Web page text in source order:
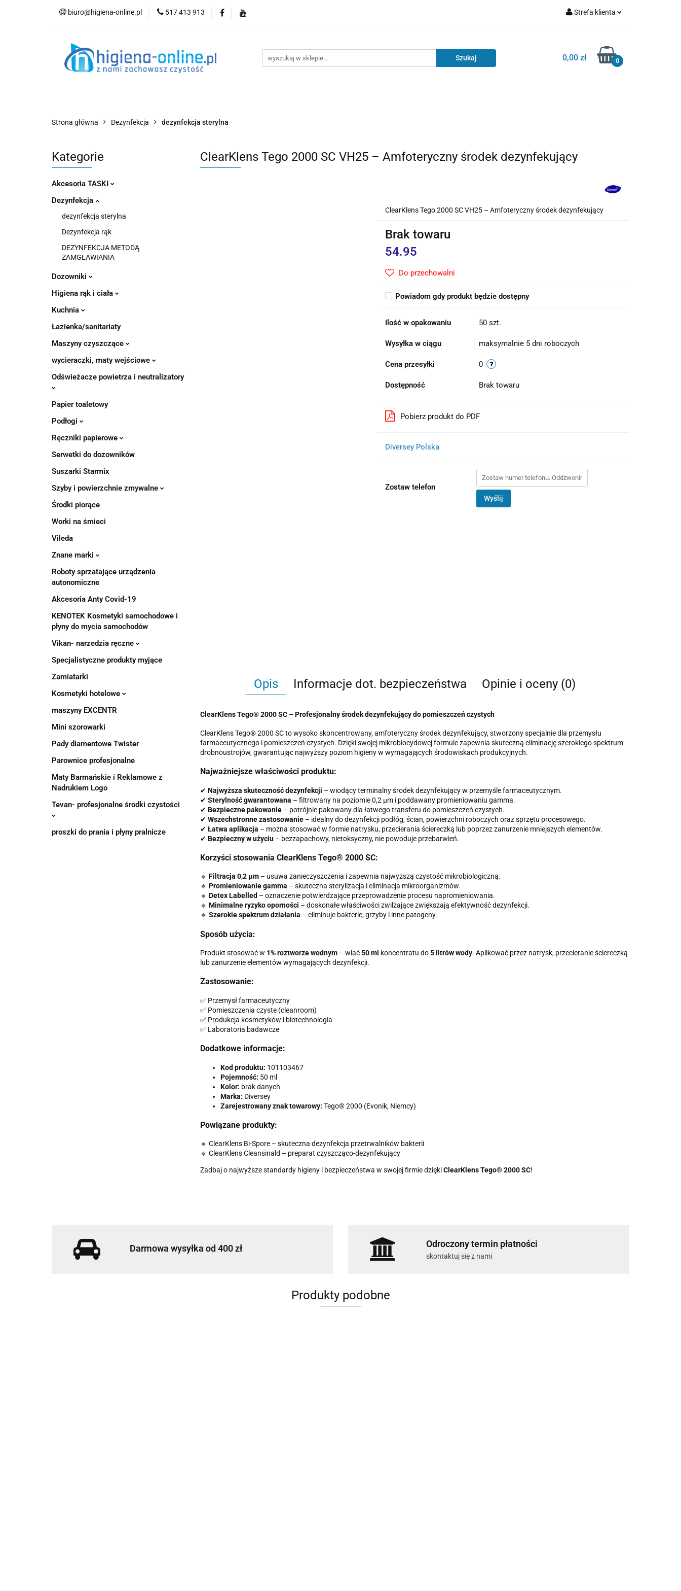
biuro@higiena-online.pl 517 413 913 Strefa klienta
Zarejestruj się
Dodaj zgłoszenie
0,00 zł 0
Kategorie
Strona główna Dezynfekcja dezynfekcja sterylna
Kategorie
Akcesoria TASKI
Dezynfekcja
dezynfekcja sterylna
Dezynfekcja rąk
DEZYNFEKCJA METODĄ
ZAMGŁAWIANIA
Dozowniki
Higiena rąk i ciała
Kuchnia
Łazienka/sanitariaty
Maszyny czyszczące
wycieraczki, maty wejściowe
Odświeżacze powietrza i neutralizatory
Papier toaletowy
Podłogi
Ręczniki papierowe
Serwetki do dozowników
Suszarki Starmix
Szyby i powierzchnie zmywalne
Środki piorące
Worki na śmieci
Vileda
Znane marki
Roboty sprzatające urządzenia
autonomiczne
Akcesoria Anty Covid-19
KENOTEK Kosmetyki samochodowe i
płyny do mycia samochodów
Vikan- narzedzia ręczne
Specjalistyczne produkty myjące
Zamiatarki
Kosmetyki hotelowe
maszyny EXCENTR
Mini szorowarki
Pady diamentowe Twister
Parownice profesjonalne
Maty Barmańskie i Reklamowe z
Nadrukiem Logo
Tevan- profesjonalne środki czystości
proszki do prania i płyny pralnicze
ClearKlens Tego 2000 SC VH25 – Amfoteryczny środek dezynfekujący
ClearKlens Tego 2000 SC VH25 – Amfoteryczny środek dezynfekujący
Brak towaru
54.95
Do przechowalni
Powiadom gdy produkt będzie dostępny
Ilość w opakowaniu 50 szt.
Wysyłka w ciągu maksymalnie 5 dni roboczych
Cena przesyłki 0
Dostępność Brak towaru
Pobierz produkt do PDF
Diversey Polska
Zostaw telefon
Wyślij
Opis Informacje dot. bezpieczeństwa Opinie i oceny (0)
ClearKlens Tego® 2000 SC – Profesjonalny środek dezynfekujący do pomieszczeń czystych
ClearKlens Tego® 2000 SC to wysoko skoncentrowany, amfoteryczny środek dezynfekujący, stworzony specjalnie dla przemysłu
farmaceutycznego i pomieszczeń czystych. Dzięki swojej mikrobiocydowej formule zapewnia skuteczną eliminację szerokiego spektrum
drobnoustrojów, gwarantując najwyższy poziom higieny w wymagających środowiskach produkcyjnych.
Najważniejsze właściwości produktu:
✔ Najwyższa skuteczność dezynfekcji – wiodący terminalny środek dezynfekujący w przemyśle farmaceutycznym.
✔ Sterylność gwarantowana – filtrowany na poziomie 0,2 μm i poddawany promieniowaniu gamma.
✔ Bezpieczne pakowanie– potrójnie pakowany dla łatwego transferu do pomieszczeń czystych.
✔ Wszechstronne zastosowanie– idealny do dezynfekcji podłóg, ścian, powierzchni roboczych oraz sprzętu procesowego.
✔ Łatwa aplikacja – można stosować w formie natrysku, przecierania ściereczką lub poprzez zanurzenie mniejszych elementów.
✔ Bezpieczny w użyciu– bezzapachowy, nietoksyczny, nie powoduje przebarwień.
Korzyści stosowania ClearKlens Tego® 2000 SC:
🔹 Filtracja 0,2 μm– usuwa zanieczyszczenia i zapewnia najwyższą czystość mikrobiologiczną.
🔹 Promieniowanie gamma – skuteczna sterylizacja i eliminacja mikroorganizmów.
🔹 Detex Labelled – oznaczenie potwierdzające przeprowadzenie procesu napromieniowania.
🔹 Minimalne ryzyko oporności – doskonałe właściwości zwilżające zwiększają efektywność dezynfekcji.
🔹 Szerokie spektrum działania – eliminuje bakterie, grzyby i inne patogeny.
Sposób użycia:
Produkt stosować w 1% roztworze wodnym– wlać50 ml koncentratu do5 litrów wody. Aplikować przez natrysk, przecieranie ściereczką
lub zanurzenie elementów wymagających dezynfekcji.
Zastosowanie:
✅ Przemysł farmaceutyczny
✅ Pomieszczenia czyste (cleanroom)
✅ Produkcja kosmetyków i biotechnologia
✅ Laboratoria badawcze
Dodatkowe informacje:
Kod produktu: 101103467
Pojemność: 50 ml
Kolor: brak danych
Marka: Diversey
Zarejestrowany znak towarowy: Tego® 2000 (Evonik, Niemcy)
Powiązane produkty:
🔹 ClearKlens Bi-Spore – skuteczna dezynfekcja przetrwalników bakterii
🔹 ClearKlens Cleansinald – preparat czyszcząco-dezynfekujący
Zadbaj o najwyższe standardy higieny i bezpieczeństwa w swojej firmie dziękiClearKlens Tego® 2000 SC!
Darmowa wysyłka od 400 zł Odroczony termin płatności
skontaktuj się z nami
Produkty podobne